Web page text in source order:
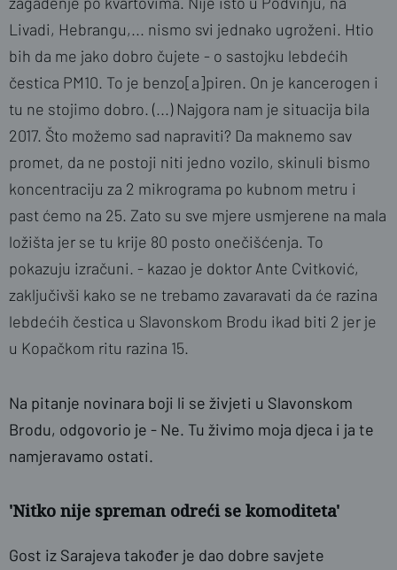
Livadi, Hebrangu,... nismo svi jednako ugroženi. Htio
bih da me jako dobro čujete - o sastojku lebdećih
čestica PM10. To je benzo[a]piren. On je kancerogen i
tu ne stojimo dobro. (...) Najgora nam je situacija bila
2017. Što možemo sad napraviti? Da maknemo sav
promet, da ne postoji niti jedno vozilo, skinuli bismo
koncentraciju za 2 mikrograma po kubnom metru i
past ćemo na 25. Zato su sve mjere usmjerene na mala
ložišta jer se tu krije 80 posto onečišćenja. To
pokazuju izračuni. - kazao je doktor Ante Cvitković,
zaključivši kako se ne trebamo zavaravati da će razina
lebdećih čestica u Slavonskom Brodu ikad biti 2 jer je
u Kopačkom ritu razina 15.
Na pitanje novinara boji li se živjeti u Slavonskom
Brodu, odgovorio je - Ne. Tu živimo moja djeca i ja te
namjeravamo ostati.
'Nitko nije spreman odreći se komoditeta'
Gost iz Sarajeva također je dao dobre savjete